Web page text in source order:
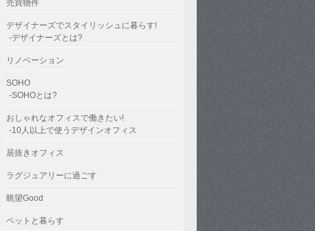
売買物件
デザイナーズでスタイリッシュに暮らす!
-デザイナーズとは?
リノベーション
SOHO
-SOHOとは?
おしゃれなオフィスで働きたい!
-10人以上で使うデザインオフィス
居抜きオフィス
ラグジュアリーに過ごす
眺望Good
ペットと暮らす